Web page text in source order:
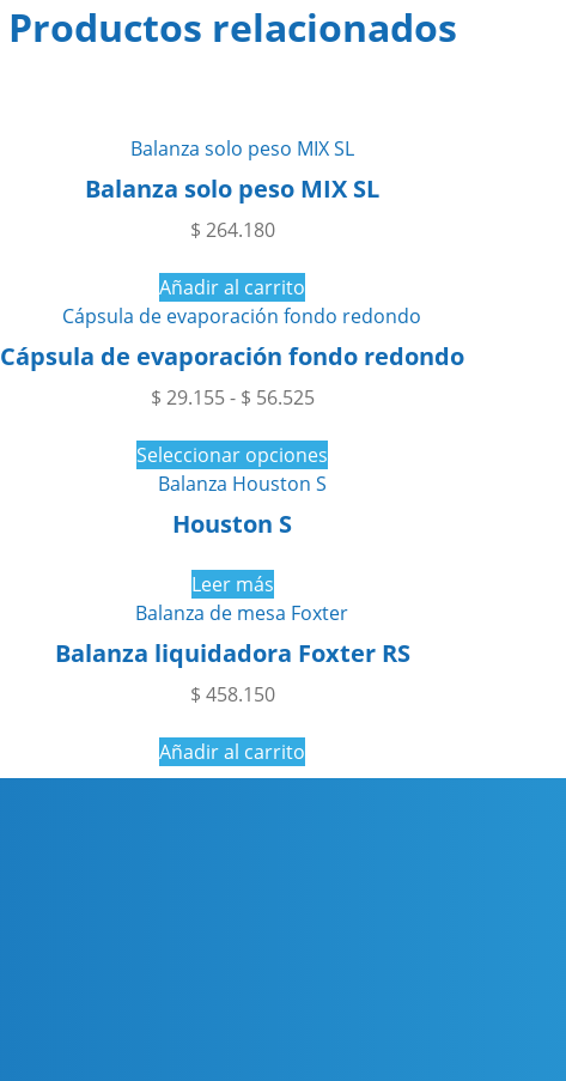
Productos relacionados
Balanza solo peso MIX SL
$ 264.180
Añadir al carrito
Cápsula de evaporación fondo redondo
$ 29.155 - $ 56.525Rango de precios: desde $
Seleccionar opciones
Este producto tiene múltiples
Houston S
Leer más
Balanza liquidadora Foxter RS
$ 458.150
Añadir al carrito